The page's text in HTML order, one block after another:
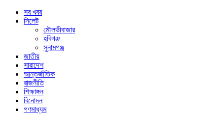
সব খবর
সিলেট
মৌলভীবাজার
হবিগঞ্জ
সুনামগঞ্জ
জাতীয়
সারাদেশ
আন্তর্জাতিক
রাজনীতি
শিক্ষাঙ্গন
বিনোদন
গণমাধ্যম